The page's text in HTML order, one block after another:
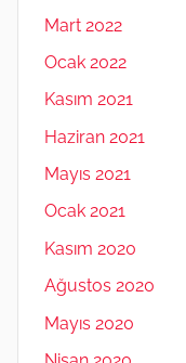
Mart 2022
Ocak 2022
Kasım 2021
Haziran 2021
Mayıs 2021
Ocak 2021
Kasım 2020
Ağustos 2020
Mayıs 2020